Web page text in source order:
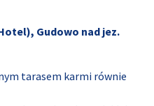
Gudowo nad jez.
tarasem karmi równie